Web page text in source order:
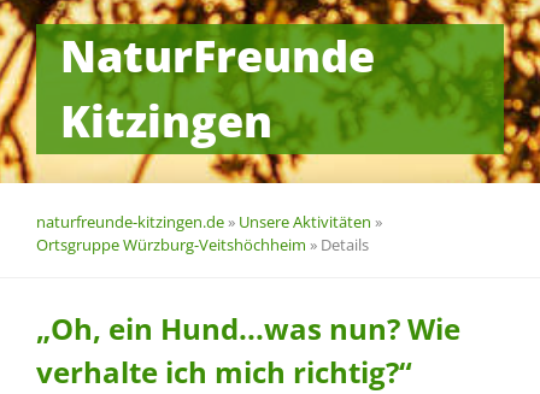
NaturFreunde
Kitzingen
naturfreunde-kitzingen.de» Unsere Aktivitäten »
Ortsgruppe Würzburg-Veitshöchheim » Details
„Oh, ein Hund...was nun? Wie
verhalte ich mich richtig?“